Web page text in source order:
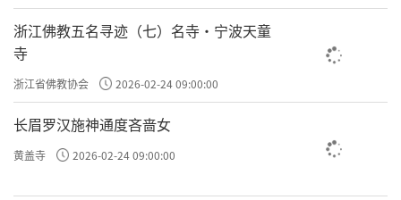
浙江佛教五名寻迹（七）名寺·宁波天童
寺
浙江省佛教协会 2026-02-24 09:00:00
长眉罗汉施神通度吝啬女
黄盖寺 2026-02-24 09:00:00